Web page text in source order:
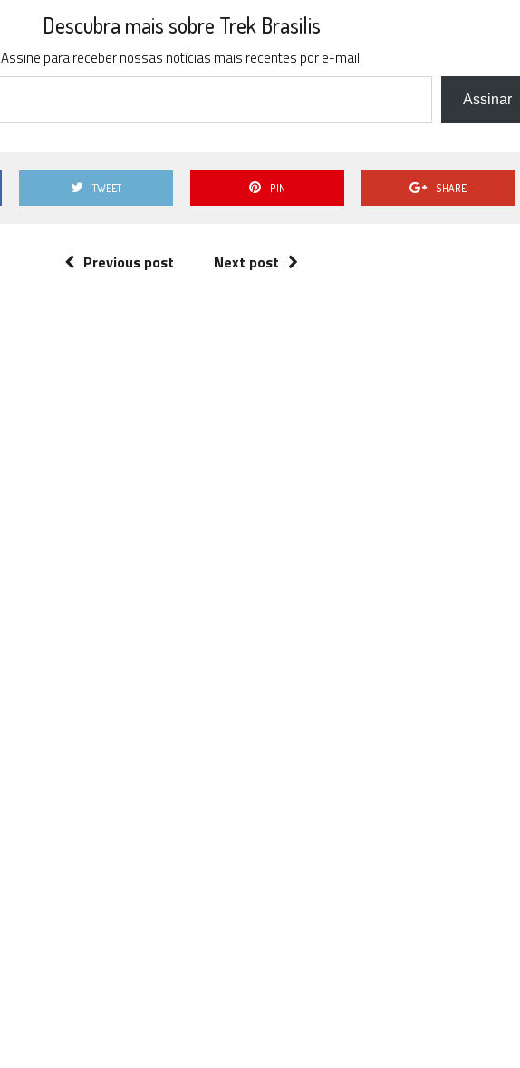
Descubra mais sobre Trek Brasilis
Assine para receber nossas notícias mais recentes por e-mail.
Assinar
TWEET PIN SHARE
Previous post Next post